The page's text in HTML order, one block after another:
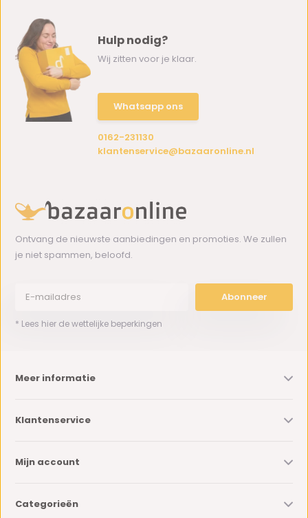
Hulp nodig?
Wij zitten voor je klaar.
Whatsapp ons
0162-231130
klantenservice@bazaaronline.nl
Ontvang de nieuwste aanbiedingen en promoties. We zullen
je niet spammen, beloofd.
Abonneer
* Lees hier de wettelijke beperkingen
Meer informatie
Klantenservice
Mijn account
Categorieën